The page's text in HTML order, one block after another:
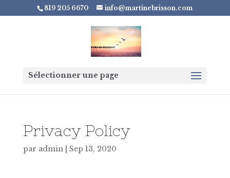
819 205 6670 info@martinebrisson.com
Sélectionner une page
Privacy Policy
par admin| Sep 13, 2020